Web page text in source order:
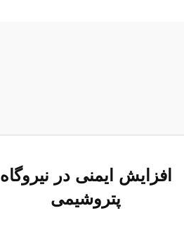
افزایش ایمنی در نیروگاه
پتروشیمی